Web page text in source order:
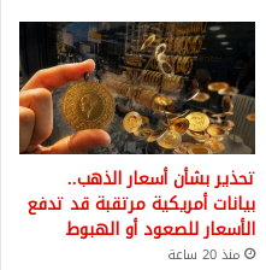
تحذير بشأن أسعار الذهب..
بيانات أمريكية مرتقبة قد تدفع
الأسعار للصعود أو الهبوط
منذ 20 ساعة